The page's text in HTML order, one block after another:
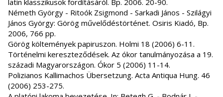
latin klasszikusok fordításáról. Bp. 2006. 20-90.
Németh György - Ritoók Zsigmond - Sarkadi János - Szilágyi
János György: Görög művelődéstörténet. Osiris Kiadó, Bp.
2006, 766 pp.
Görög költemények papiruszon. Holmi 18 (2006) 6-11.
Történelmi kereszteződések. Az ókor tanulmányozása a 19.
századi Magyarországon. Ókor 5 (2006) 11-14.
Polizianos Kallimachos Übersetzung. Acta Antiqua Hung. 46
(2006) 253-275.